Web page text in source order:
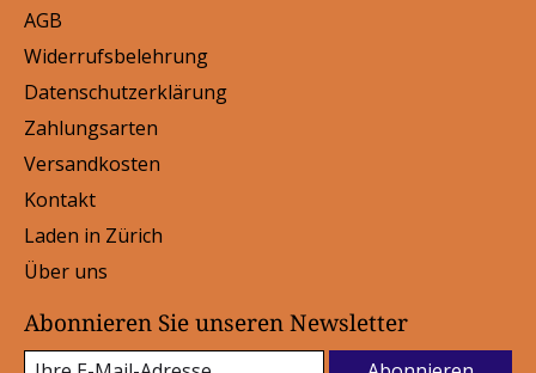
AGB
Widerrufsbelehrung
Datenschutzerklärung
Zahlungsarten
Versandkosten
Kontakt
Laden in Zürich
Über uns
Abonnieren Sie unseren Newsletter